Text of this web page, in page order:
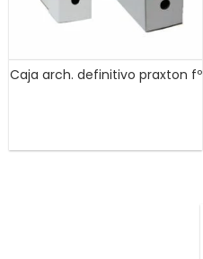
Caja arch. definitivo praxton fº